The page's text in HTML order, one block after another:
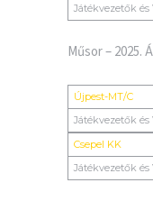
Játékvezetők és
Műsor – 2025.
Újpest-MT/C
Játékvezetők és
Csepel KK
Játékvezetők és